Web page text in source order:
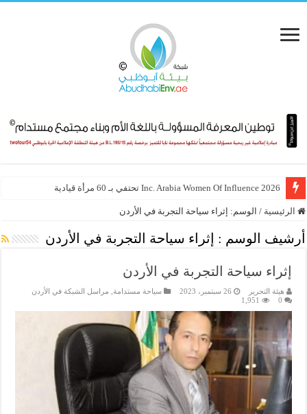
Inc. Arabia Women Of Influence 2026 تحتفي بـ 60 مرأة قيادية
الرئيسية / الوسم: إثراء سياحة التجربة في الأردن
أرشيف الوسم : إثراء سياحة التجربة في الأردن
إثراء سياحة التجربة في الأردن
هيئة التحرير 26 سبتمبر، 2023 سياحة مستدامة
مراسل الشبكة في الأردن
0
1,951